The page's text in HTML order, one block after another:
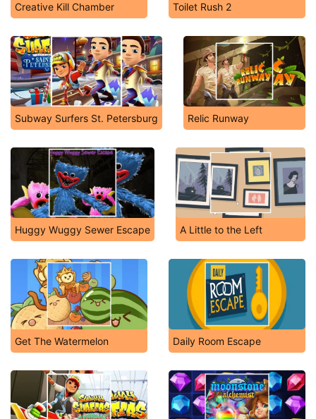
Creative Kill Chamber Toilet Rush 2
Subway Surfers St. Petersburg Relic Runway
Huggy Wuggy Sewer Escape A Little to the Left
Get The Watermelon Daily Room Escape